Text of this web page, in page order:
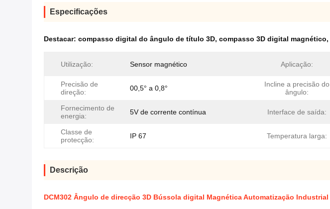
Especificações
Destacar: compasso digital do ângulo de título 3D, compasso 3D digital magnético,
Utilização: Sensor magnético Aplicação:
Precisão de
direção:
00,5° a 0,8°
Incline a precisão do
ângulo:
Fornecimento de
energia:
5V de corrente contínua Interface de saída:
Classe de
protecção:
IP 67 Temperatura larga:
Descrição
DCM302 Ângulo de direcção 3D Bússola digital Magnética Automatização Industrial